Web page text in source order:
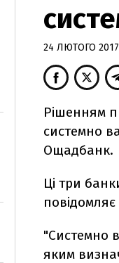
24 ЛЮТОГО
Рішенням
системно
Ощадбанк.
Ці три
повідомляє
"Системно
яким